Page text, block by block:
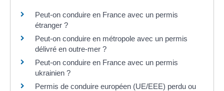
Peut-on conduire en France avec un permis
étranger ?
Peut-on conduire en métropole avec un permis
délivré en outre-mer ?
Peut-on conduire en France avec un permis
ukrainien ?
Permis de conduire européen (UE/EEE) perdu ou